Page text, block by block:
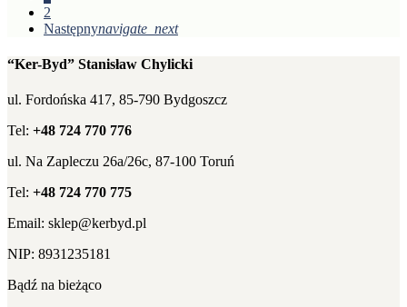
2
Następnynavigate_next
“Ker-Byd” Stanisław Chylicki
ul. Fordońska 417, 85-790 Bydgoszcz
Tel: +48 724 770 776
ul. Na Zapleczu 26a/26c, 87-100 Toruń
Tel: +48 724 770 775
Email: sklep@kerbyd.pl
NIP: 8931235181
Bądź na bieżąco